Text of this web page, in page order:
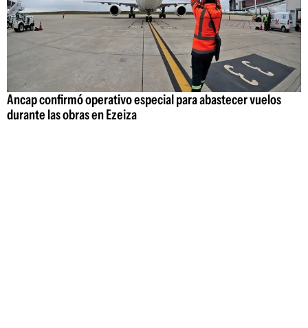
Ancap confirmó operativo especial para abastecer vuelos
durante las obras en Ezeiza